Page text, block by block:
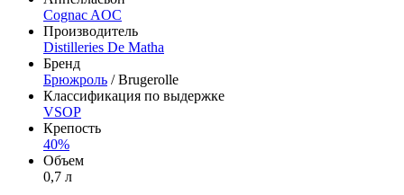
Cognac AOC
Производитель
Distilleries De Matha
Бренд
Брюжроль / Brugerolle
Классификация по выдержке
VSOP
Крепость
40%
Объем
0,7 л